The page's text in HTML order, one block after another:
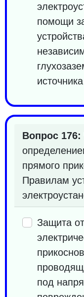
помощи
источника
Вопрос 176:
прямого
Правилам
Защита
под